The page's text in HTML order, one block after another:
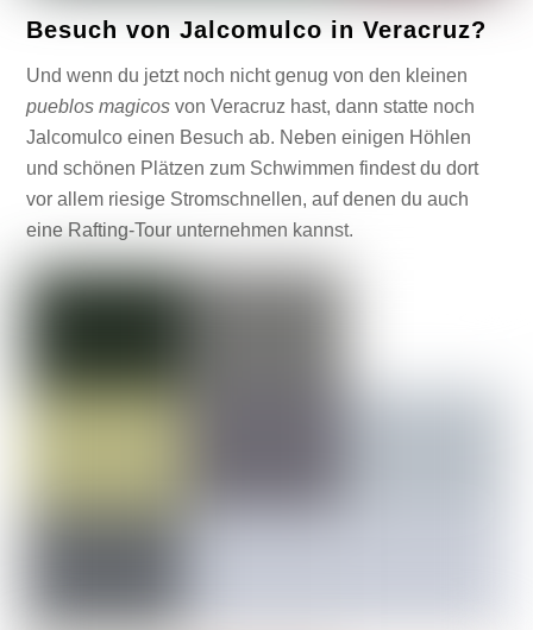
Besuch von Jalcomulco in Veracruz?
Und wenn du jetzt noch nicht genug von den kleinen
pueblos magicos von Veracruz hast, dann statte noch
Jalcomulco einen Besuch ab. Neben einigen Höhlen
und schönen Plätzen zum Schwimmen findest du dort
vor allem riesige Stromschnellen, auf denen du auch
eine Rafting-Tour unternehmen kannst.